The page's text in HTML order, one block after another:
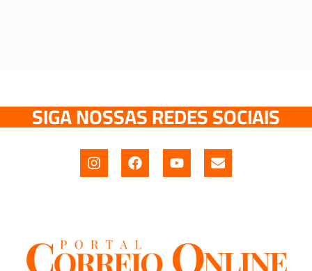
SIGA NOSSAS REDES SOCIAIS